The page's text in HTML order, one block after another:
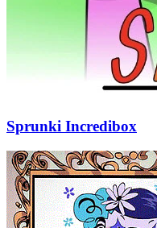
Sprunki Incredibox